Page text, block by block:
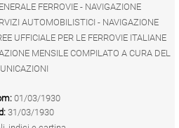
FERROVIE - NAVIGAZIONE
AUTOMOBILISTICI - NAVIGAZIONE
UFFICIALE PER LE FERROVIE ITALIANE
MENSILE COMPILATO A CURA DEL
01/03/1930
31/03/1930